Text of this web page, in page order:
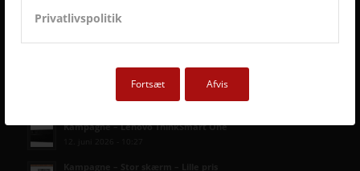
Privatlivspolitik
Fortsæt Afvis
SENESTE AVC KAMPAGNER
Kampagne – Lenovo ThinkSmart One